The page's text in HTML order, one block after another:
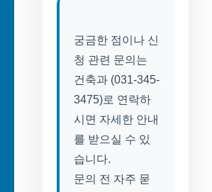
궁금한 점이나 신
청 관련 문의는
건축과 (031-345-
3475)로 연락하
시면 자세한 안내
를 받으실 수 있
습니다.
문의 전 자주 묻